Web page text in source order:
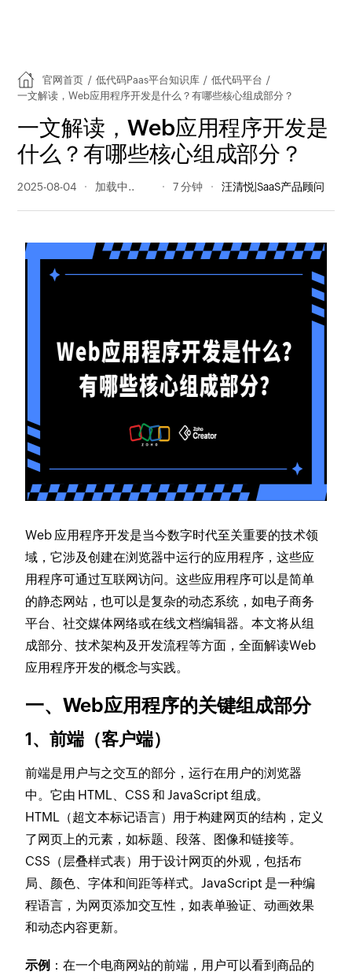
官网首页 / 低代码Paas平台知识库 / 低代码平台 /
一文解读，Web应用程序开发是什么？有哪些核心组成部分？
一文解读，Web应用程序开发是
什么？有哪些核心组成部分？
2025-08-04 1616 阅读量 7 分钟 汪清悦|SaaS产品顾问
Web 应用程序开发是当今数字时代至关重要的技术领
域，它涉及创建在浏览器中运行的应用程序，这些应
用程序可通过互联网访问。这些应用程序可以是简单
的静态网站，也可以是复杂的动态系统，如电子商务
平台、社交媒体网络或在线文档编辑器。本文将从组
成部分、技术架构及开发流程等方面，全面解读Web
应用程序开发的概念与实践。
一、Web应用程序的关键组成部分
1、前端（客户端）
前端是用户与之交互的部分，运行在用户的浏览器
中。它由 HTML、CSS 和 JavaScript 组成。
HTML（超文本标记语言）用于构建网页的结构，定义
了网页上的元素，如标题、段落、图像和链接等。
CSS（层叠样式表）用于设计网页的外观，包括布
局、颜色、字体和间距等样式。JavaScript 是一种编
程语言，为网页添加交互性，如表单验证、动画效果
和动态内容更新。
示例 ：在一个电商网站的前端，用户可以看到商品的